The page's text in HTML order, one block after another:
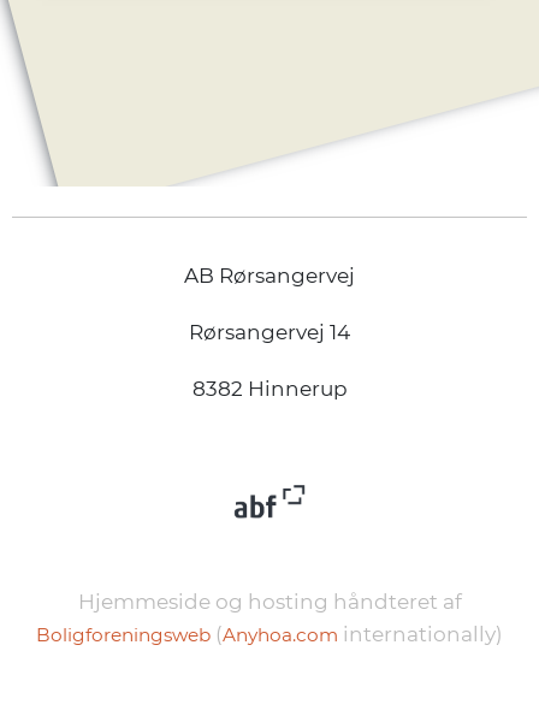
AB Rørsangervej
Rørsangervej 14
8382 Hinnerup
Hjemmeside og hosting håndteret af
Boligforeningsweb (Anyhoa.com internationally)